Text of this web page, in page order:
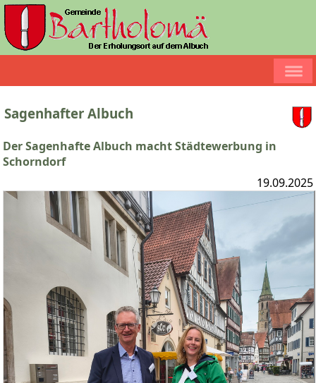
Sagenhafter Albuch
Der Sagenhafte Albuch macht Städtewerbung in
Schorndorf
19.09.2025